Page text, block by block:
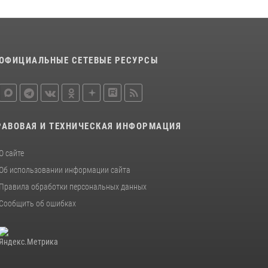
благодарственном молебне в День Крещения
28 июля 2026, 13:17
СЕТЕВЫЕ РЕСУРСЫ
И ТЕХНИЧЕСКАЯ ИНФОРМАЦИЯ
О сайте
Об использовании информации сайта
Правила обработки персональных данных
Сообщить об ошибках